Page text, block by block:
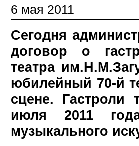
6 мая 2011
Сегодня
договор о
театра
юбилейный 70-й
сцене.
июля 2011
музыкального